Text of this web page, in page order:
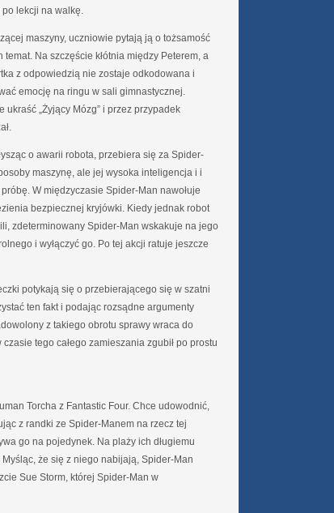
po lekcji na walkę.
maszyny, uczniowie pytają ją o tożsamość
Na szczęście kłótnia między Peterem, a
z odpowiedzią nie zostaje odkodowana i
emocję na ringu w sali gimnastycznej.
„Żyjący Mózg” i przez przypadek
o awarii robota, przebiera się za Spider-
maszynę, ale jej wysoka inteligencja i i
W międzyczasie Spider-Man nawołuje
bezpiecznej kryjówki. Kiedy jednak robot
zdeterminowany Spider-Man wskakuje na jego
i wyłączyć go. Po tej akcji ratuje jeszcze
potykają się o przebierającego się w szatni
ten fakt i podając rozsądne argumenty
z takiego obrotu sprawy wraca do
tego całego zamieszania zgubił po prostu
Torcha z Fantastic Four. Chce udowodnić,
z randki ze Spider-Manem na rzecz tej
go na pojedynek. Na plaży ich długiemu
że się z niego nabijają, Spider-Man
Sue Storm, której Spider-Man w